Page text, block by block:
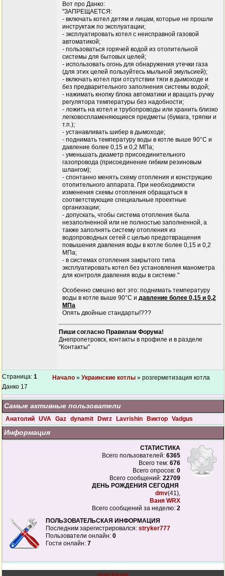
Вот про Данко:
"ЗАПРЕЩАЕТСЯ:
- включать котел детям и лицам, которые не прошли
инструктаж по эксплуатации;
- эксплуатировать котел с неисправной газовой
автоматикой;
- пользоваться горячей водой из отопительной
системы для бытовых целей;
- использовать огонь для обнаружения утечки газа
(для этих целей пользуйтесь мыльной эмульсией);
- включать котел при отсутствии тяги в дымоходе и
без предварительного заполнения системы водой;
- нажимать кнопку блока автоматики и вращать ручку
регулятора температуры без надобности;
- ложить на котел и трубопроводы или хранить близко
легковоспламеняющиеся предметы (бумага, тряпки и
т.п.);
- устанавливать шибер в дымоходе;
- поднимать температуру воды в котле выше 90°С и
давление более 0,15 и 0,2 МПа;
- уменьшать диаметр присоединительного
газопровода (присоединение гибким резиновым
шлангом);
- спонтанно менять схему отопления и конструкцию
отопительного аппарата. При необходимости
изменения схемы отопления обращаться в
соответствующие специальные проектные
организации;
- допускать, чтобы система отопления была
незаполненной или не полностью заполненной, а
также заполнять систему отопления из
водопроводных сетей с целью предотвращения
повышения давления воды в котле более 0,15 и 0,2
МПа;
- в системах отопления закрытого типа
эксплуатировать котел без установления манометра
для контроля давления воды в системе."
Особенно смешно вот это: поднимать температуру
воды в котле выше 90°С и давление более 0,15 и 0,2
МПа
Опять двойные стандарты!???
Пиши согласно Правилам Форума!
Днепропетровск, контакты в профиле и в разделе
"Контакты"
Страница: 1 Начало » Украинские котлы » розгерметизация котла
Данко 17
Самые активные пользователи
Анатолий UVA Gaz dynamit Dwrz Lavrishin Виктор Vadgus
Информация
СТАТИСТИКА
Всего пользователей: 6365
Всего тем: 676
Всего опросов: 0
Всего сообщений: 22709
ДЕНЬ РОЖДЕНИЯ СЕГОДНЯ
dmv(41),
Ваня WRX
Всего сообщений за неделю: 2
ПОЛЬЗОВАТЕЛЬСКАЯ ИНФОРМАЦИЯ
Последним зарегистрировался: stryker777
Пользователи онлайн: 0
Гости онлайн: 7